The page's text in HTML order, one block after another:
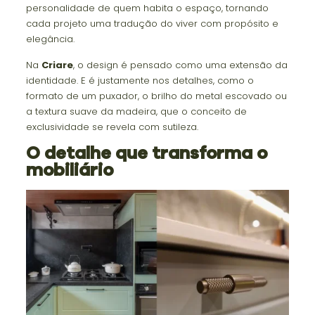
personalidade de quem habita o espaço, tornando
cada projeto uma tradução do viver com propósito e
elegância.
Na Criare, o design é pensado como uma extensão da
identidade. E é justamente nos detalhes, como o
formato de um puxador, o brilho do metal escovado ou
a textura suave da madeira, que o conceito de
exclusividade se revela com sutileza.
O detalhe que transforma o
mobiliário